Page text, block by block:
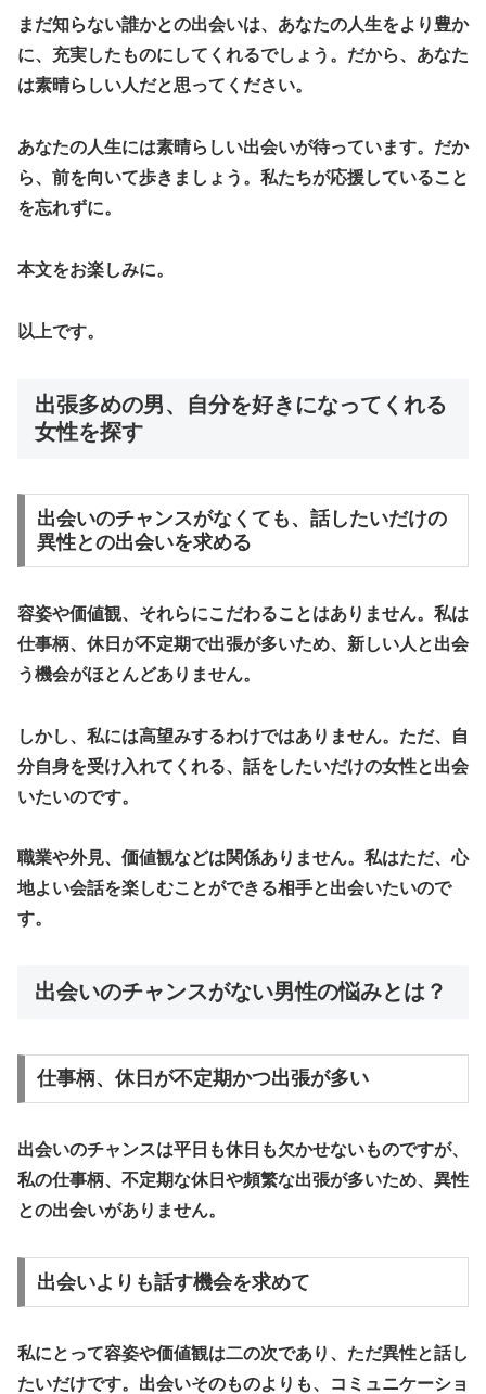
まだ知らない誰かとの出会いは、あなたの人生をより豊か
に、充実したものにしてくれるでしょう。だから、あなた
は素晴らしい人だと思ってください。
あなたの人生には素晴らしい出会いが待っています。だか
ら、前を向いて歩きましょう。私たちが応援していること
を忘れずに。
本文をお楽しみに。
以上です。
出張多めの男、自分を好きになってくれる
女性を探す
出会いのチャンスがなくても、話したいだけの
異性との出会いを求める
容姿や価値観、それらにこだわることはありません。私は
仕事柄、休日が不定期で出張が多いため、新しい人と出会
う機会がほとんどありません。
しかし、私には高望みするわけではありません。ただ、自
分自身を受け入れてくれる、話をしたいだけの女性と出会
いたいのです。
職業や外見、価値観などは関係ありません。私はただ、心
地よい会話を楽しむことができる相手と出会いたいので
す。
出会いのチャンスがない男性の悩みとは？
仕事柄、休日が不定期かつ出張が多い
出会いのチャンスは平日も休日も欠かせないものですが、
私の仕事柄、不定期な休日や頻繁な出張が多いため、異性
との出会いがありません。
出会いよりも話す機会を求めて
私にとって容姿や価値観は二の次であり、ただ異性と話し
たいだけです。出会いそのものよりも、コミュニケーショ